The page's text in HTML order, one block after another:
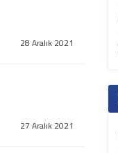
28 Aralık 2021
27 Aralık 2021